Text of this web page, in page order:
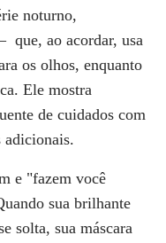
noturno,
que, ao acordar, usa
os olhos, enquanto
Ele mostra
de cuidados com
adicionais.
e "fazem você
sua brilhante
solta, sua máscara